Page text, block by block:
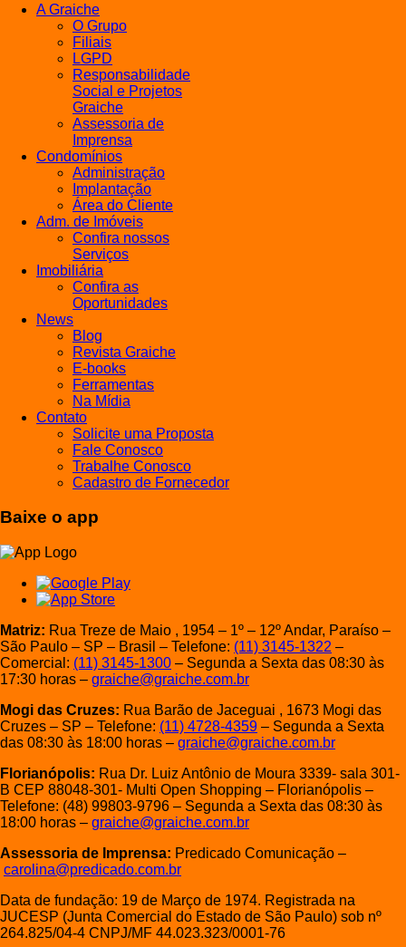
A Graiche
O Grupo
Filiais
LGPD
Responsabilidade
Social e Projetos
Graiche
Assessoria de
Imprensa
Condomínios
Administração
Implantação
Área do Cliente
Adm. de Imóveis
Confira nossos
Serviços
Imobiliária
Confira as
Oportunidades
News
Blog
Revista Graiche
E-books
Ferramentas
Na Mídia
Contato
Solicite uma Proposta
Fale Conosco
Trabalhe Conosco
Cadastro de Fornecedor
Baixe o app
Matriz: Rua Treze de Maio , 1954 – 1º – 12º Andar, Paraíso –
São Paulo – SP – Brasil – Telefone: (11) 3145-1322 –
Comercial: (11) 3145-1300 – Segunda a Sexta das 08:30 às
17:30 horas – graiche@graiche.com.br
Mogi das Cruzes: Rua Barão de Jaceguai , 1673 Mogi das
Cruzes – SP – Telefone: (11) 4728-4359 – Segunda a Sexta
das 08:30 às 18:00 horas – graiche@graiche.com.br
Florianópolis: Rua Dr. Luiz Antônio de Moura 3339- sala 301-
B CEP 88048-301- Multi Open Shopping – Florianópolis –
Telefone: (48) 99803-9796 – Segunda a Sexta das 08:30 às
18:00 horas – graiche@graiche.com.br
Assessoria de Imprensa: Predicado Comunicação –
carolina@predicado.com.br
Data de fundação: 19 de Março de 1974. Registrada na
JUCESP (Junta Comercial do Estado de São Paulo) sob nº
264.825/04-4 CNPJ/MF 44.023.323/0001-76